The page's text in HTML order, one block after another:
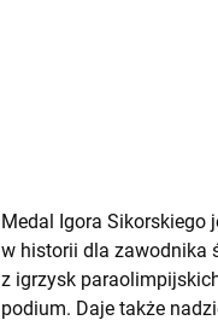
Medal Igora Sikorskiego
w historii dla zawodnika
z igrzysk
podium. Daje także